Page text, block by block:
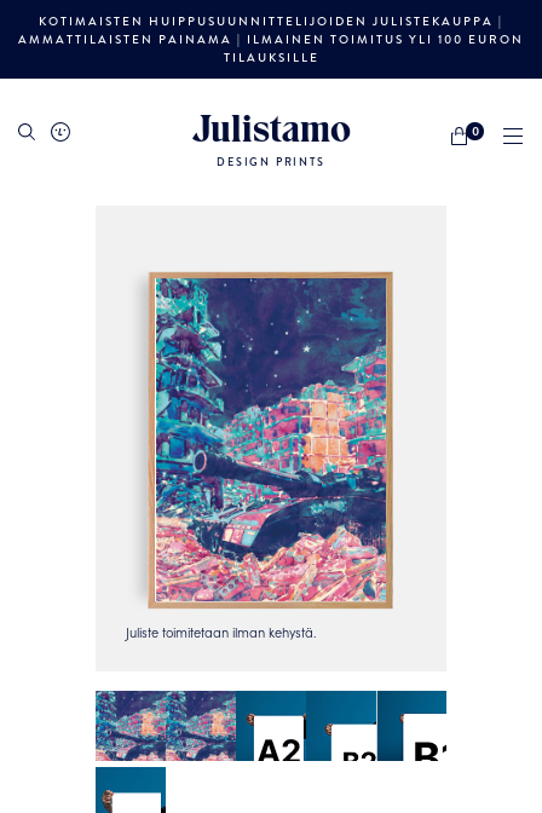
KOTIMAISTEN HUIPPUSUUNNITTELIJOIDEN JULISTEKAUPPA |
AMMATTILAISTEN PAINAMA | ILMAINEN TOIMITUS YLI 100 EURON
TILAUKSILLE
Julistamo
DESIGN PRINTS
0